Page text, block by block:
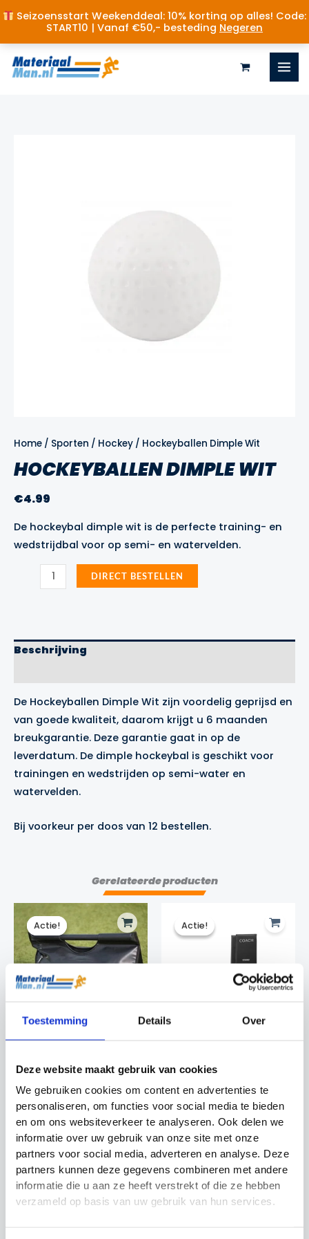
Toestemming Details Over
Deze website maakt gebruik van cookies
We gebruiken cookies om content en advertenties te
personaliseren, om functies voor social media te bieden
en om ons websiteverkeer te analyseren. Ook delen we
informatie over uw gebruik van onze site met onze
partners voor social media, adverteren en analyse. Deze
partners kunnen deze gegevens combineren met andere
informatie die u aan ze heeft verstrekt of die ze hebben
verzameld op basis van uw gebruik van hun services.
Seizoensstart Weekenddeal: 10% korting op alles! Code:
START10 | Vanaf €50,- besteding Negeren
Ga
naar
de
inhoud
Home / Sporten / Hockey / Hockeyballen Dimple Wit
HOCKEYBALLEN DIMPLE WIT
€4.99
De hockeybal dimple wit is de perfecte training- en
wedstrijdbal voor op semi- en watervelden.
Hockeyballen
DIRECT BESTELLEN
Beschrijving
De Hockeyballen Dimple Wit zijn voordelig geprijsd en
van goede kwaliteit, daarom krijgt u 6 maanden
breukgarantie. Deze garantie gaat in op de
leverdatum. De dimple hockeybal is geschikt voor
trainingen en wedstrijden op semi-water en
watervelden.
Bij voorkeur per doos van 12 bestellen.
Gerelateerde producten
Actie!
Actie!
Training
€ 16.99Oorspronkelijke
prijs
was:
€16.99.
€14.99Huidige
prijs
is:
€14.99.
Actie!
Actie!
Groot Sportec
€ 59.95Oorspronkelijke
prijs
was:
€59.95.
€54.95Huidige
prijs
is:
€54.95.